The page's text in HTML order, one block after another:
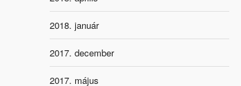
2018. január
2017. december
2017. május